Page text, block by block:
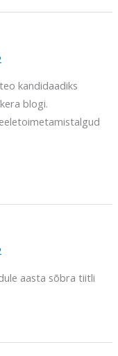
kandidaadiks
blogi.
aasta sõbra tiitli